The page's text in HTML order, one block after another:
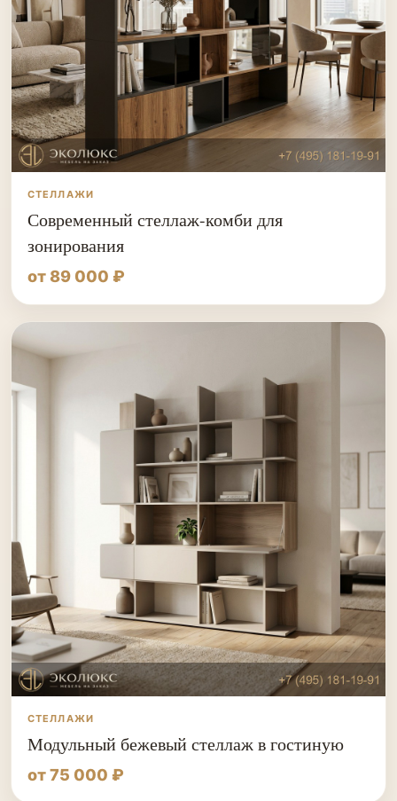
СТЕЛЛАЖИ
Современный стеллаж-комби для
зонирования
от 89 000 ₽
СТЕЛЛАЖИ
Модульный бежевый стеллаж в гостиную
от 75 000 ₽